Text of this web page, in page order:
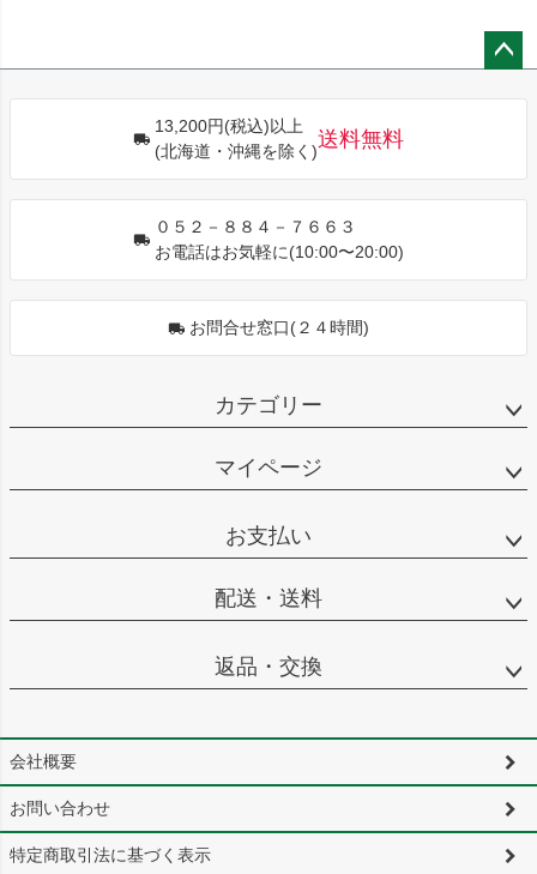
13,200円(税込)以上
(北海道・沖縄を除く)
送料無料
０５２－８８４－７６６３
お電話はお気軽に(10:00〜20:00)
お問合せ窓口(２４時間)
カテゴリー
マイページ
お支払い
配送・送料
返品・交換
会社概要
お問い合わせ
特定商取引法に基づく表示